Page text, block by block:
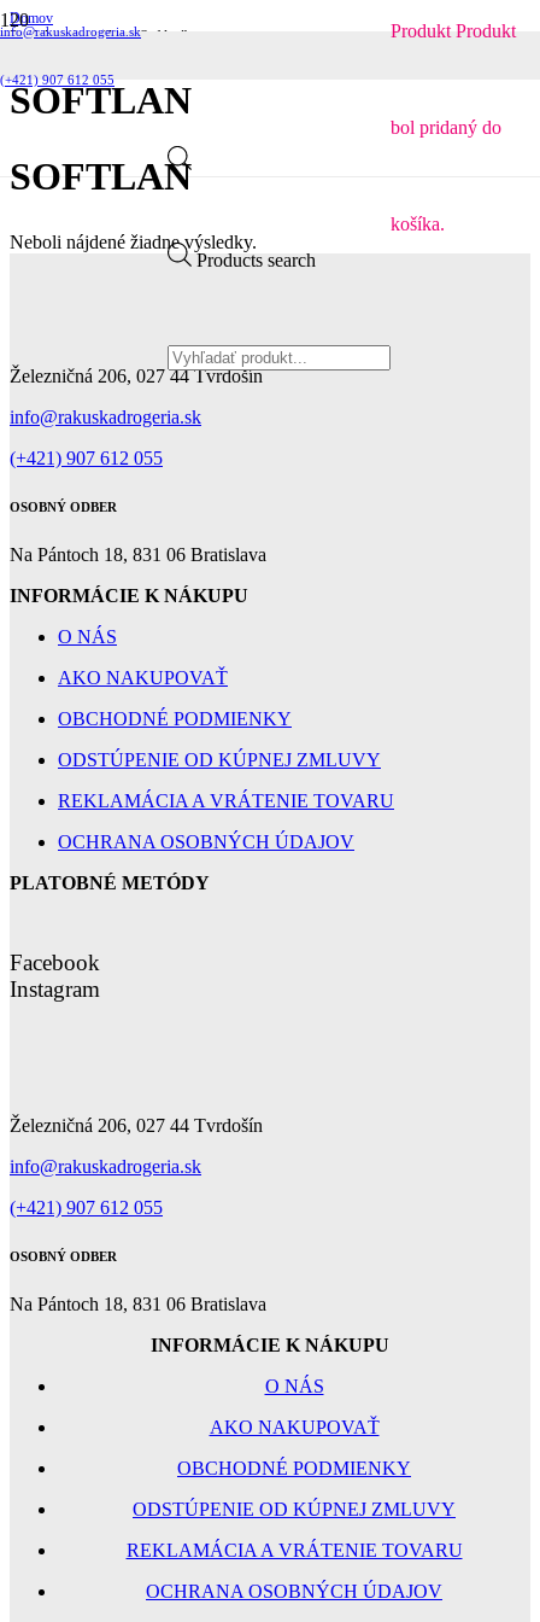
info@rakuskadrogeria.sk
(+421) 907 612 055
Products search
Produkt Produkt
bol pridaný do
košíka.
Domov
Produkty so značkou “Softlan”
SOFTLAN
SOFTLAN
Neboli nájdené žiadne výsledky.
Železničná 206, 027 44 Tvrdošín
info@rakuskadrogeria.sk
(+421) 907 612 055
OSOBNÝ ODBER
Na Pántoch 18, 831 06 Bratislava
INFORMÁCIE K NÁKUPU
O NÁS
AKO NAKUPOVAŤ
OBCHODNÉ PODMIENKY
ODSTÚPENIE OD KÚPNEJ ZMLUVY
REKLAMÁCIA A VRÁTENIE TOVARU
OCHRANA OSOBNÝCH ÚDAJOV
PLATOBNÉ METÓDY
Facebook
Instagram
Železničná 206, 027 44 Tvrdošín
info@rakuskadrogeria.sk
(+421) 907 612 055
OSOBNÝ ODBER
Na Pántoch 18, 831 06 Bratislava
INFORMÁCIE K NÁKUPU
O NÁS
AKO NAKUPOVAŤ
OBCHODNÉ PODMIENKY
ODSTÚPENIE OD KÚPNEJ ZMLUVY
REKLAMÁCIA A VRÁTENIE TOVARU
OCHRANA OSOBNÝCH ÚDAJOV